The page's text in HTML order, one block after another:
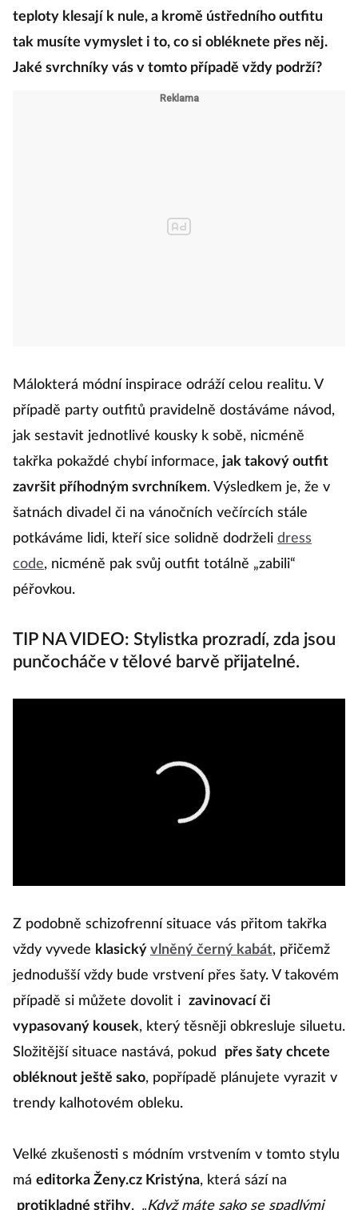
teploty klesají k nule, a kromě ústředního outfitu
tak musíte vymyslet i to, co si obléknete přes něj.
Jaké svrchníky vás v tomto případě vždy podrží?
Málokterá módní inspirace odráží celou realitu. V
případě party outfitů pravidelně dostáváme návod,
jak sestavit jednotlivé kousky k sobě, nicméně
takřka pokaždé chybí informace, jak takový outfit
završit příhodným svrchníkem. Výsledkem je, že v
šatnách divadel či na vánočních večírcích stále
potkáváme lidi, kteří sice solidně dodrželi dress
code, nicméně pak svůj outfit totálně „zabili“
péřovkou.
TIP NA VIDEO: Stylistka prozradí, zda jsou
punčocháče v tělové barvě přijatelné.
Z podobně schizofrenní situace vás přitom takřka
vždy vyvede klasický vlněný černý kabát, přičemž
jednodušší vždy bude vrstvení přes šaty. V takovém
případě si můžete dovolit i zavinovací či
vypasovaný kousek, který těsněji obkresluje siluetu.
Složitější situace nastává, pokud
přes šaty chcete
obléknout ještě sako, popřípadě plánujete vyrazit v
trendy kalhotovém obleku.
Velké zkušenosti s módním vrstvením v tomto stylu
má editorka Ženy.cz Kristýna, která sází na
protikladné střihy. „Když máte sako se spadlými